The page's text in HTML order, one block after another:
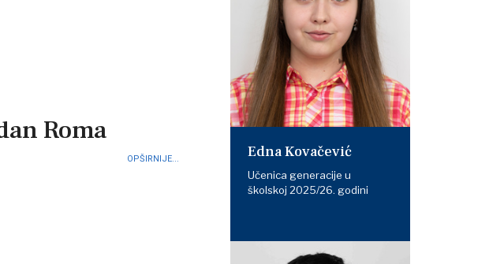
Roma
OPŠIRNIJE... Edna Kovačević
Učenica generacije u
školskoj 2025/26. godini